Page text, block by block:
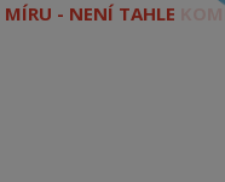
- NENÍ TAHLE